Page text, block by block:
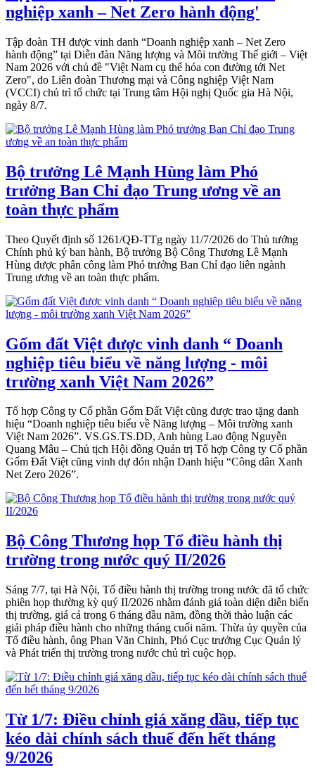
nghiệp xanh – Net Zero hành động'
Tập đoàn TH được vinh danh “Doanh nghiệp xanh – Net Zero
hành động” tại Diễn đàn Năng lượng và Môi trường Thế giới – Việt
Nam 2026 với chủ đề "Việt Nam cụ thể hóa con đường tới Net
Zero", do Liên đoàn Thương mại và Công nghiệp Việt Nam
(VCCI) chủ trì tổ chức tại Trung tâm Hội nghị Quốc gia Hà Nội,
ngày 8/7.
Bộ trưởng Lê Mạnh Hùng làm Phó
trưởng Ban Chỉ đạo Trung ương về an
toàn thực phẩm
Theo Quyết định số 1261/QĐ-TTg ngày 11/7/2026 do Thủ tướng
Chính phủ ký ban hành, Bộ trưởng Bộ Công Thương Lê Mạnh
Hùng được phân công làm Phó trưởng Ban Chỉ đạo liên ngành
Trung ương về an toàn thực phẩm.
Gốm đất Việt được vinh danh “ Doanh
nghiệp tiêu biểu về năng lượng - môi
trường xanh Việt Nam 2026”
Tổ hợp Công ty Cổ phần Gốm Đất Việt cũng được trao tặng danh
hiệu “Doanh nghiệp tiêu biểu về Năng lượng – Môi trường xanh
Việt Nam 2026”. VS.GS.TS.DD, Anh hùng Lao động Nguyễn
Quang Mâu – Chủ tịch Hội đồng Quản trị Tổ hợp Công ty Cổ phần
Gốm Đất Việt cũng vinh dự đón nhận Danh hiệu “Công dân Xanh
Net Zero 2026”.
Bộ Công Thương họp Tổ điều hành thị
trường trong nước quý II/2026
Sáng 7/7, tại Hà Nội, Tổ điều hành thị trường trong nước đã tổ chức
phiên họp thường kỳ quý II/2026 nhằm đánh giá toàn diện diễn biến
thị trường, giá cả trong 6 tháng đầu năm, đồng thời thảo luận các
giải pháp điều hành cho những tháng cuối năm. Thừa ủy quyền của
Tổ điều hành, ông Phan Văn Chinh, Phó Cục trưởng Cục Quản lý
và Phát triển thị trường trong nước chủ trì cuộc họp.
Từ 1/7: Điều chỉnh giá xăng dầu, tiếp tục
kéo dài chính sách thuế đến hết tháng
9/2026